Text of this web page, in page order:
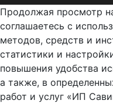
Продолжая просмотр
соглашаетесь с
методов, средств и
статистики и
повышения удобства
а также, в
работ и услуг «ИП